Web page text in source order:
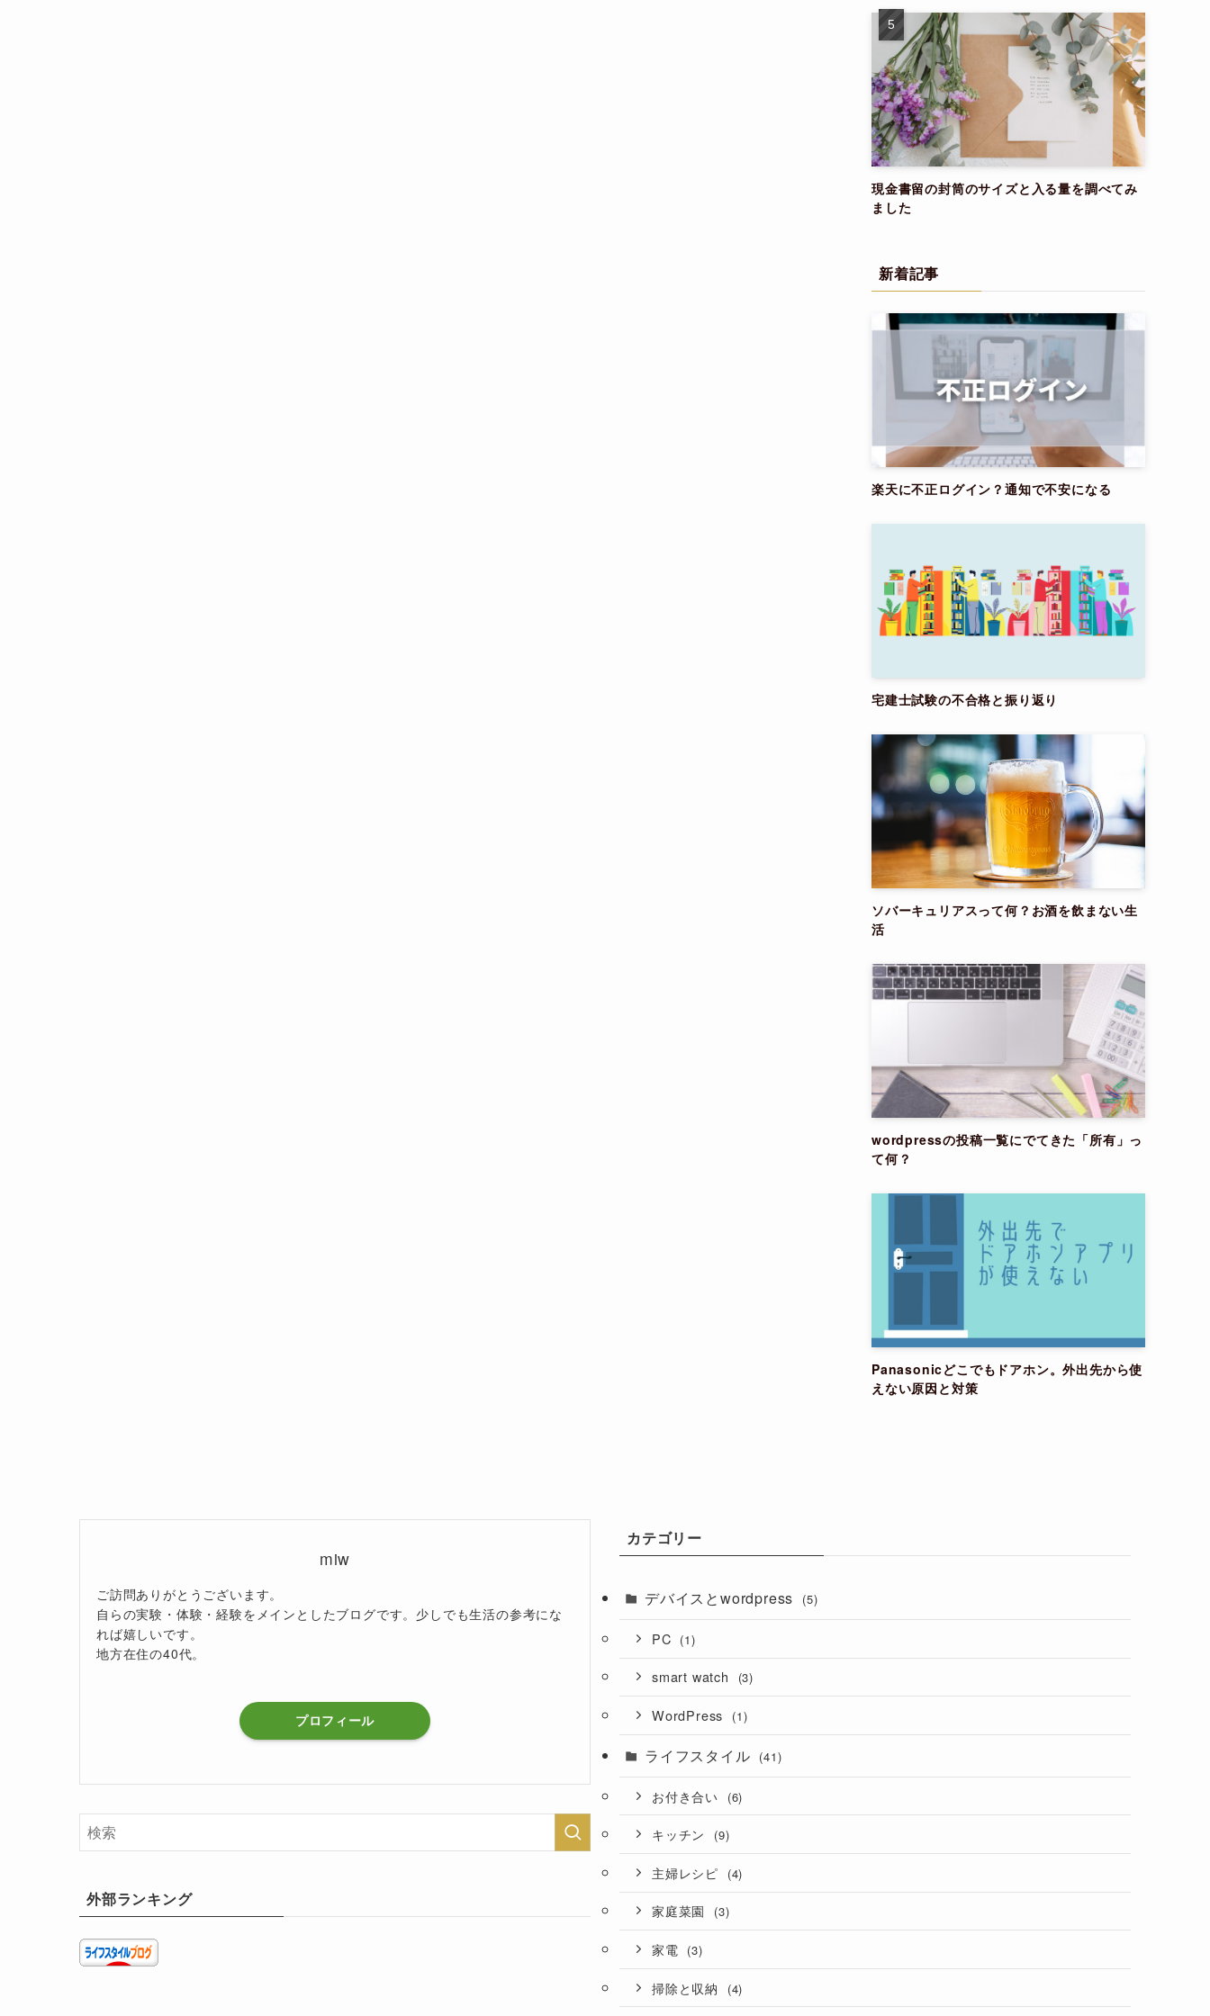
現金書留の封筒のサイズと入る量を調べてみ
ました
新着記事
楽天に不正ログイン？通知で不安になる
宅建士試験の不合格と振り返り
ソバーキュリアスって何？お酒を飲まない生
活
wordpressの投稿一覧にでてきた「所有」っ
て何？
Panasonicどこでもドアホン。外出先から使
えない原因と対策
miw
ご訪問ありがとうございます。
自らの実験・体験・経験をメインとしたブログです。少しでも生活の参考にな
れば嬉しいです。
地方在住の40代。
プロフィール
外部ランキング
カテゴリー
デバイスとwordpress (5)
PC (1)
smart watch (3)
WordPress (1)
ライフスタイル (41)
お付き合い (6)
キッチン (9)
主婦レシピ (4)
家庭菜園 (3)
家電 (3)
掃除と収納 (4)